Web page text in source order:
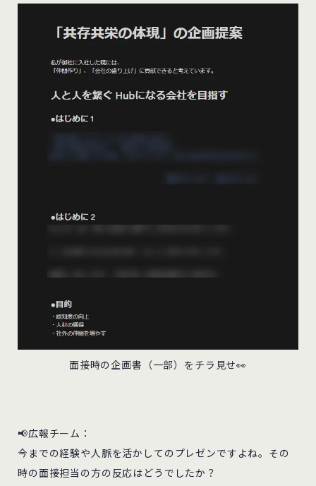
面接時の企画書（一部）をチラ見せ👀
📢広報チーム：
今までの経験や人脈を活かしてのプレゼンですよね。その
時の面接担当の方の反応はどうでしたか？